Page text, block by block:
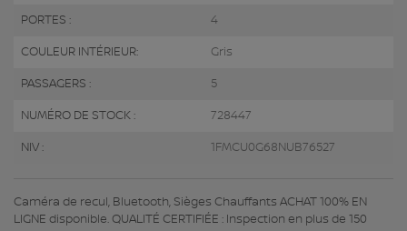
PORTES : 4
COULEUR INTÉRIEUR: Gris
PASSAGERS : 5
NUMÉRO DE STOCK : 728447
NIV : 1FMCU0G68NUB76527
Caméra de recul, Bluetooth, Sièges Chauffants ACHAT 100% EN
LIGNE disponible. QUALITÉ CERTIFIÉE : Inspection en plus de 150